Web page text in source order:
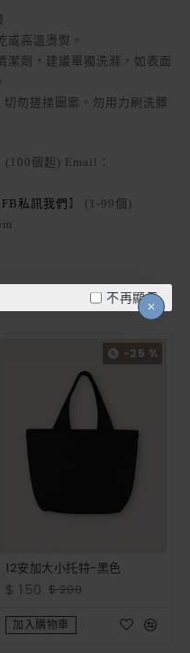
不再顯示
或高溫燙熨。
潔劑，建議單獨洗滌，如表面
勿搓揉圖案，勿用力刷洗髒
(100個起) Email：
FB私訊我們 】 (1-99個)
-25 %
12安加大小托特-黑色
$ 150 $ 200
加入購物車